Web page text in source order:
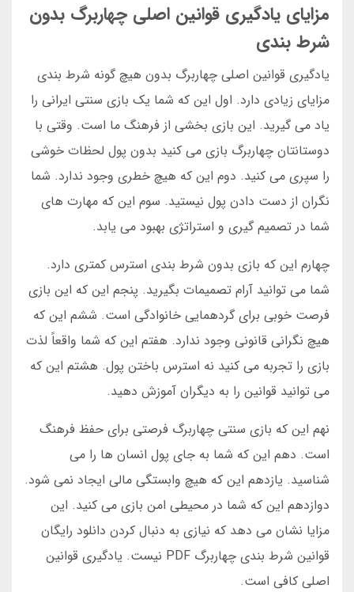
مزایای یادگیری قوانین اصلی چهاربرگ بدون
شرط بندی
یادگیری قوانین اصلی چهاربرگ بدون هیچ گونه شرط بندی
مزایای زیادی دارد. اول این که شما یک بازی سنتی ایرانی را
یاد می گیرید. این بازی بخشی از فرهنگ ما است. وقتی با
دوستانتان چهاربرگ بازی می کنید بدون پول لحظات خوشی
را سپری می کنید. دوم این که هیچ خطری وجود ندارد. شما
نگران از دست دادن پول نیستید. سوم این که مهارت های
شما در تصمیم گیری و استراتژی بهبود می یابد.
چهارم این که بازی بدون شرط بندی استرس کمتری دارد.
شما می توانید آرام تصمیمات بگیرید. پنجم این که این بازی
فرصت خوبی برای گردهمایی خانوادگی است. ششم این که
هیچ نگرانی قانونی وجود ندارد. هفتم این که شما واقعاً لذت
بازی را تجربه می کنید نه استرس باختن پول. هشتم این که
می توانید قوانین را به دیگران آموزش دهید.
نهم این که بازی سنتی چهاربرگ فرصتی برای حفظ فرهنگ
است. دهم این که شما به جای پول انسان ها را می
شناسید. یازدهم این که هیچ وابستگی مالی ایجاد نمی شود.
دوازدهم این که شما در محیطی امن بازی می کنید. این
مزایا نشان می دهد که نیازی به دنبال کردن دانلود رایگان
قوانین شرط بندی چهاربرگ PDF نیست. یادگیری قوانین
اصلی کافی است.